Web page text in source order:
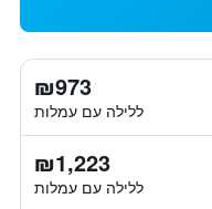
₪973
ללילה עם עמלות
₪1,223
ללילה עם עמלות